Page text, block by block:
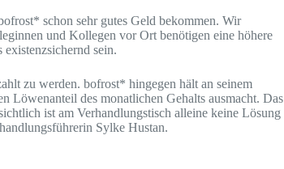
schon sehr gutes Geld bekommen. Wir
und Kollegen vor Ort benötigen eine höhere
sein.
zu werden. bofrost* hingegen hält an seinem
Löwenanteil des monatlichen Gehalts ausmacht. Das
ist am Verhandlungstisch alleine keine Lösung
Sylke Hustan.